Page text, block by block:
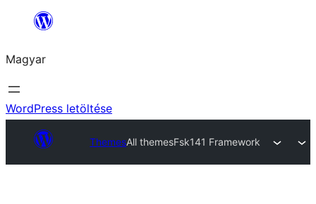
Ugrás
tartalomhoz
Magyar
WordPress letöltése
ThemesAll themesFsk141 Framework